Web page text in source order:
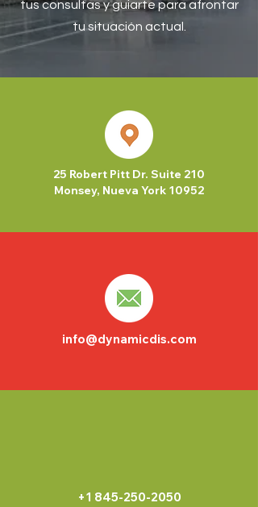
tus consultas y guiarte para afrontar
tu situación actual.
25 Robert Pitt Dr. Suite 210
Monsey, Nueva York 10952
info@dynamicdis.com
+1 845-250-2050